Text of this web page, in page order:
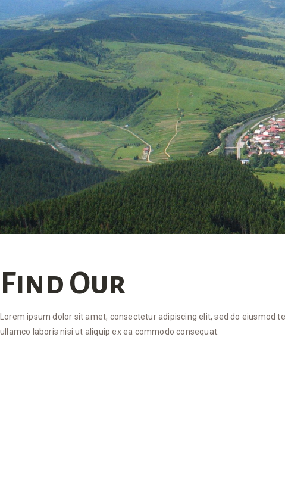
Find Our
Lorem ipsum dolor sit amet, consectetur adipiscing elit, sed do
ullamco laboris nisi ut aliquip ex ea commodo consequat.